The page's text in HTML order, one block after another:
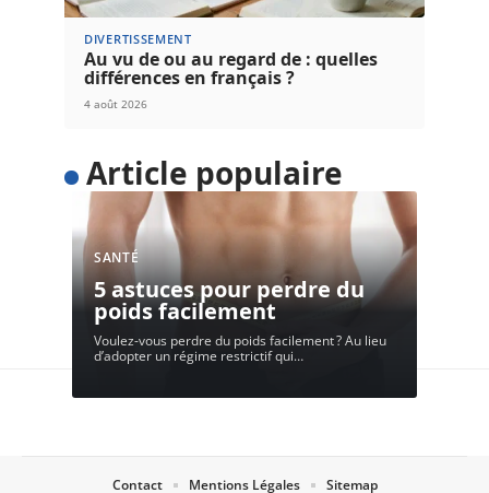
DIVERTISSEMENT
Au vu de ou au regard de : quelles
différences en français ?
4 août 2026
Article populaire
SANTÉ
5 astuces pour perdre du
poids facilement
Voulez-vous perdre du poids facilement ? Au lieu
d’adopter un régime restrictif qui…
Contact Mentions Légales Sitemap